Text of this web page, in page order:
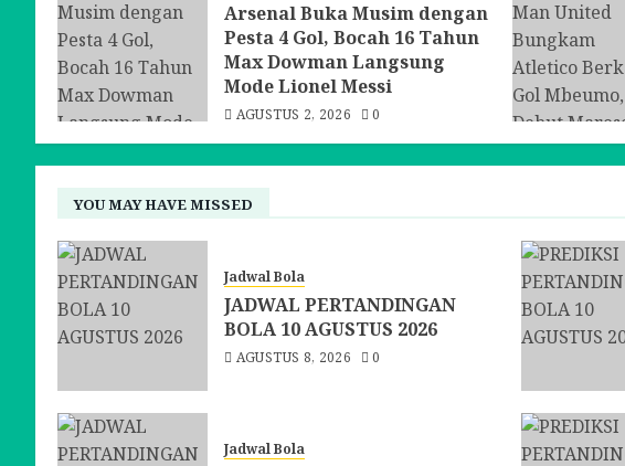
Arsenal Buka Musim dengan
Pesta 4 Gol, Bocah 16 Tahun
Max Dowman Langsung
Mode Lionel Messi
AGUSTUS 2, 2026 0
YOU MAY HAVE MISSED
Jadwal Bola
JADWAL PERTANDINGAN
BOLA 10 AGUSTUS 2026
AGUSTUS 8, 2026 0
Jadwal Bola